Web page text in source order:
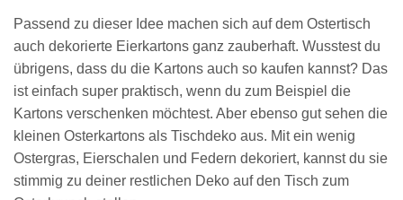
Passend zu dieser Idee machen sich auf dem Ostertisch
auch dekorierte Eierkartons ganz zauberhaft. Wusstest du
übrigens, dass du die Kartons auch so kaufen kannst? Das
ist einfach super praktisch, wenn du zum Beispiel die
Kartons verschenken möchtest. Aber ebenso gut sehen die
kleinen Osterkartons als Tischdeko aus. Mit ein wenig
Ostergras, Eierschalen und Federn dekoriert, kannst du sie
stimmig zu deiner restlichen Deko auf den Tisch zum